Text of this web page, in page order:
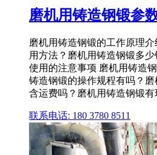
磨机用铸造钢锻参
磨机用铸造钢锻的工作原理
用方法？磨机用铸造钢锻多
使用的注意事项 磨机用铸造
铸造钢锻的操作规程有吗？
含运费吗？磨机用铸造钢锻有
联系电话: 180 3780 8511